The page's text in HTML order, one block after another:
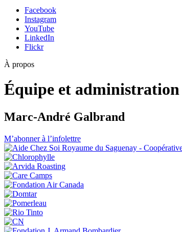
Facebook
Instagram
YouTube
LinkedIn
Flickr
À propos
Équipe et administration
Marc-André Galbrand
M’abonner à l’infolettre